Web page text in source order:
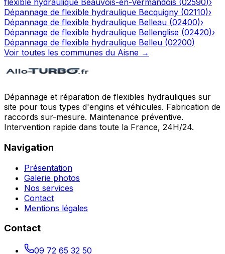
flexible hydraulique Beauvois-en-Vermandois (02590)›
Dépannage de flexible hydraulique Becquigny (02110)›
Dépannage de flexible hydraulique Belleau (02400)›
Dépannage de flexible hydraulique Bellenglise (02420)›
Dépannage de flexible hydraulique Belleu (02200)
Voir toutes les communes du Aisne →
Dépannage et réparation de flexibles hydrauliques sur
site pour tous types d'engins et véhicules. Fabrication de
raccords sur-mesure. Maintenance préventive.
Intervention rapide dans toute la France, 24H/24.
Navigation
Présentation
Galerie photos
Nos services
Contact
Mentions légales
Contact
09 72 65 32 50